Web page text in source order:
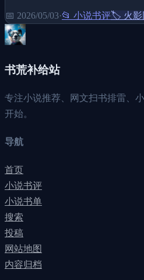
📅 2026/05/03·📂 小说书评🏷️ 火影
书荒补给站
专注小说推荐、网文扫书排雷、
开始。
导航
首页
小说书评
小说书单
搜索
投稿
网站地图
内容归档